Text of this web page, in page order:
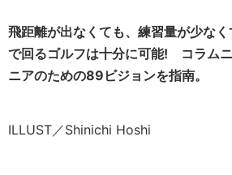
飛距離が出なくても、練習量が少な
で回るゴルフは十分に可能! コラム
ニアのための89ビジョンを指南。
ILLUST／Shinichi Hoshi